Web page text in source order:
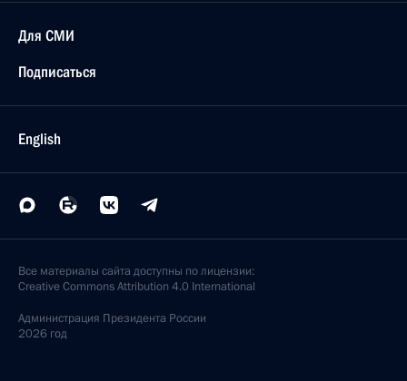
Для СМИ
Подписаться
English
Все материалы сайта доступны по лицензии:
Creative Commons Attribution 4.0 International
Администрация Президента России
2026 год